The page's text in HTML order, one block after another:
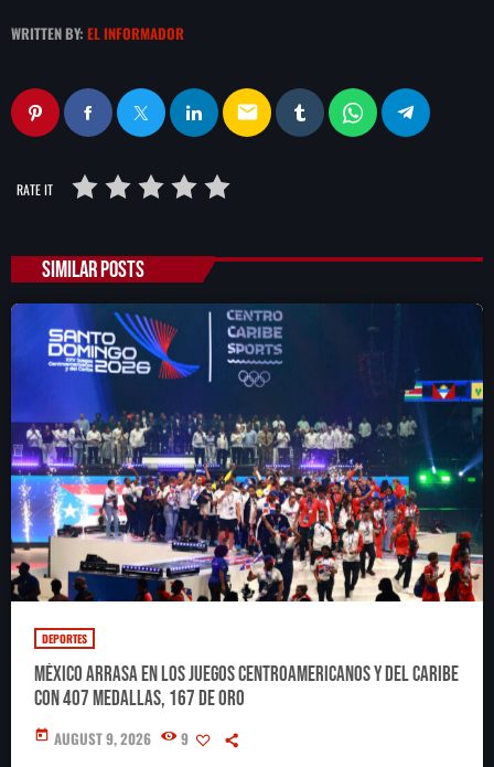
WRITTEN BY: EL INFORMADOR
email
RATE IT
SIMILAR POSTS
DEPORTES
México arrasa en los Juegos Centroamericanos y del Caribe
con 407 medallas, 167 de oro
today AUGUST 9, 2026 9